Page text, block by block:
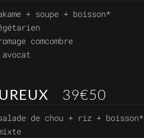
+ soupe + boisson*
comcombre
39€50
de chou + riz + boisson*